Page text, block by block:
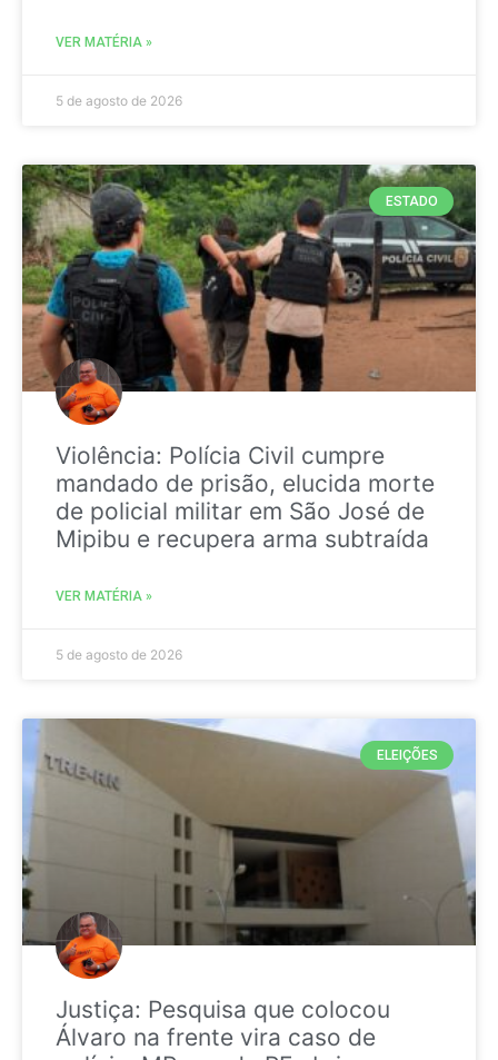
VER MATÉRIA »
5 de agosto de 2026
ESTADO
Violência: Polícia Civil cumpre
mandado de prisão, elucida morte
de policial militar em São José de
Mipibu e recupera arma subtraída
VER MATÉRIA »
5 de agosto de 2026
ELEIÇÕES
Justiça: Pesquisa que colocou
Álvaro na frente vira caso de